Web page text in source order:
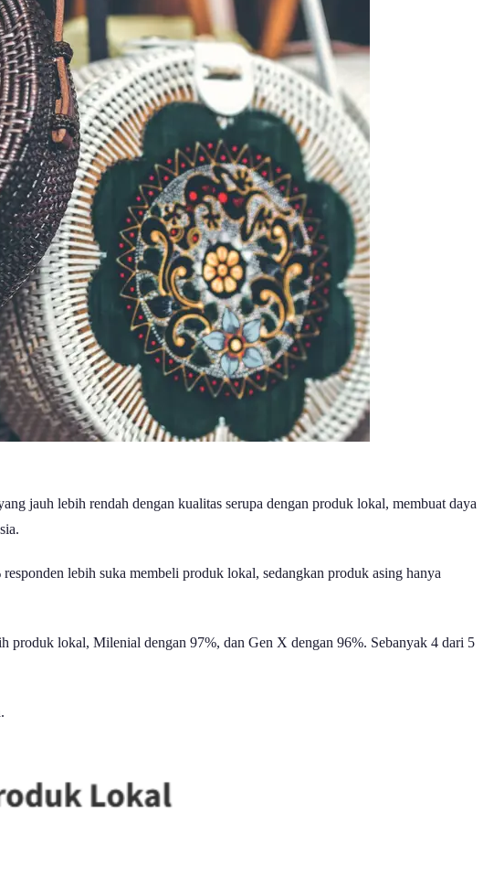
jauh lebih rendah dengan kualitas serupa dengan produk lokal, membuat daya
lebih suka membeli produk lokal, sedangkan produk asing hanya
produk lokal, Milenial dengan 97%, dan Gen X dengan 96%. Sebanyak 4 dari 5